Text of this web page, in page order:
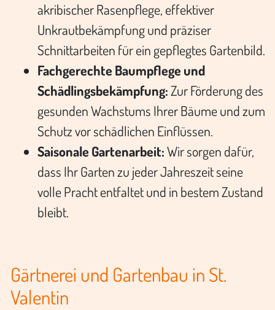
akribischer Rasenpflege, effektiver
Unkrautbekämpfung und präziser
Schnittarbeiten für ein gepflegtes Gartenbild.
Fachgerechte Baumpflege und
Schädlingsbekämpfung:Zur Förderung des
gesunden Wachstums Ihrer Bäume und zum
Schutz vor schädlichen Einflüssen.
Saisonale Gartenarbeit:Wir sorgen dafür,
dass Ihr Garten zu jeder Jahreszeit seine
volle Pracht entfaltet und in bestem Zustand
bleibt.
Gärtnerei und Gartenbau in St.
Valentin